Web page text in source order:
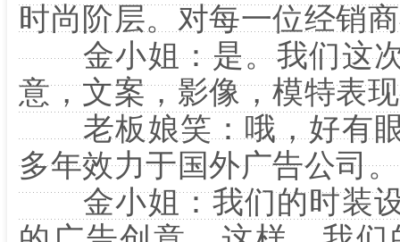
时尚阶层。对每一位经销
金小姐：是。我们这次
意，文案，影像，模特表
老板娘笑：哦，好有眼
多年效力于国外广告公司。
金小姐：我们的时装设